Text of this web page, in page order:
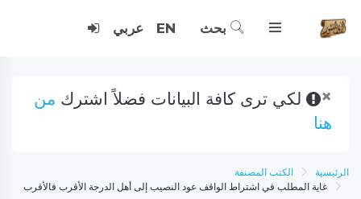
بحث EN عربي
× لكي ترى كافة البيانات فضلاً اشترك من
هنا
الرئيسية
الكتب المصنفة
غاية المطلب في اشتراط الواقف عود النصيب إلى أهل الدرجة الأقرب فالأقرب